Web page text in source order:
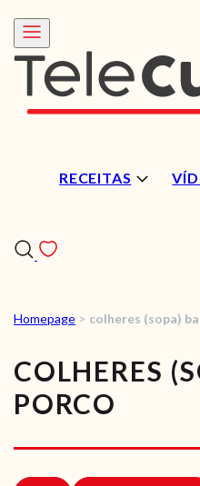
RECEITAS
Homepage > colheres (sopa)
COLHERES
PORCO